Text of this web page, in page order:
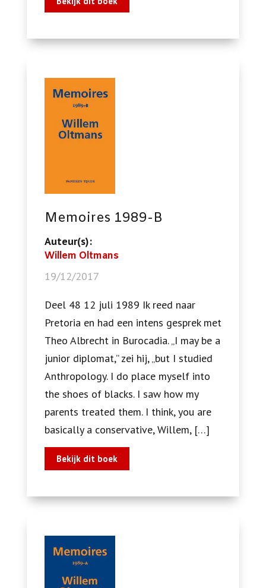
Memoires 1989-B
Auteur(s):
Willem Oltmans
19/12/2017
Deel 48 12 juli 1989 Ik reed naar
Pretoria en had een intens gesprek met
Theo Albrecht in Burocadia. „I may be a
junior diplomat,” zei hij, „but I studied
Anthropology. I do place myself into
the shoes of blacks. I saw how my
parents treated them. I think, you are
basically a conservative, Willem, […]
Bekijk dit boek